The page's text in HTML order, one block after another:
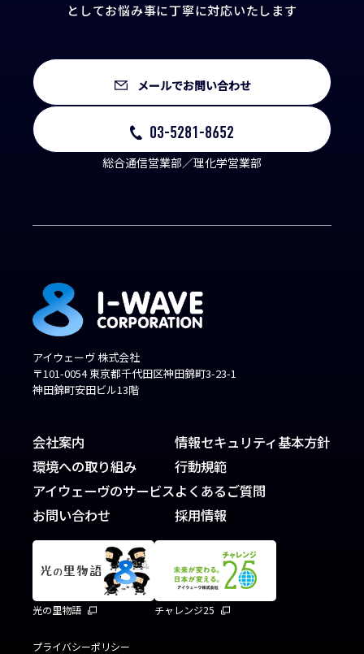
としてお悩み事に丁寧に対応いたします
メールでお問い合わせ
03-5281-8652
総合通信営業部／理化学営業部
アイウェーヴ 株式会社
〒101-0054 東京都千代田区神田錦町3-23-1
神田錦町安田ビル13階
会社案内
環境への取り組み
アイウェーヴのサービス
お問い合わせ
情報セキュリティ基本方針
行動規範
よくあるご質問
採用情報
光の里物語 チャレンジ25
プライバシーポリシー